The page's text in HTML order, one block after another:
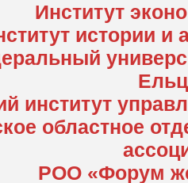
Институт
истории и
институт
областное
РОО «Форум